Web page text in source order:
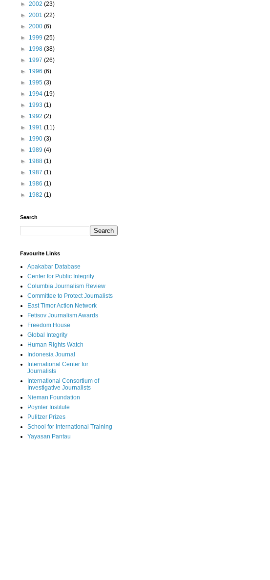
► 2002 (23)
► 2001 (22)
► 2000 (6)
► 1999 (25)
► 1998 (38)
► 1997 (26)
► 1996 (6)
► 1995 (3)
► 1994 (19)
► 1993 (1)
► 1992 (2)
► 1991 (11)
► 1990 (3)
► 1989 (4)
► 1988 (1)
► 1987 (1)
► 1986 (1)
► 1982 (1)
Search
Favourite Links
Apakabar Database
Center for Public Integrity
Columbia Journalism Review
Committee to Protect Journalists
East Timor Action Network
Fetisov Journalism Awards
Freedom House
Global Integrity
Human Rights Watch
Indonesia Journal
International Center for
Journalists
International Consortium of
Investigative Journalists
Nieman Foundation
Poynter Institute
Pulitzer Prizes
School for International Training
Yayasan Pantau